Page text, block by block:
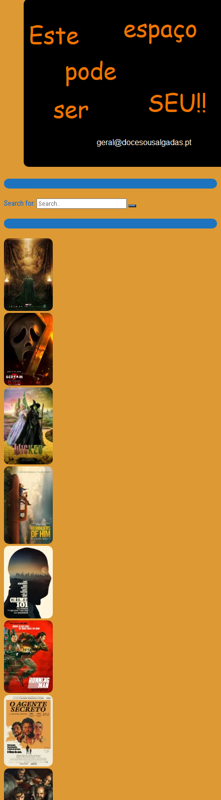
Pesquisa
Search for:
Trailer e Poster do Dia